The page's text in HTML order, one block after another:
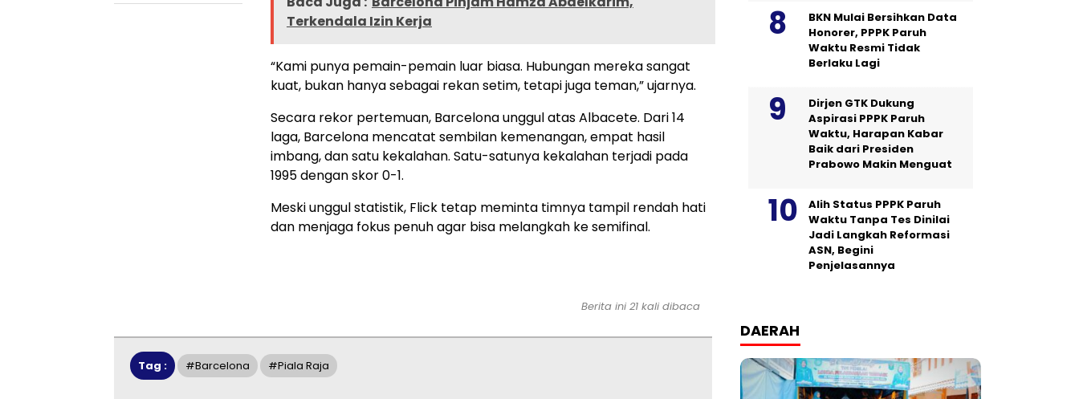
Terkendala Izin Kerja
“Kami punya pemain-pemain luar biasa. Hubungan mereka sangat
kuat, bukan hanya sebagai rekan setim, tetapi juga teman,” ujarnya.
Secara rekor pertemuan, Barcelona unggul atas Albacete. Dari 14
laga, Barcelona mencatat sembilan kemenangan, empat hasil
imbang, dan satu kekalahan. Satu-satunya kekalahan terjadi pada
1995 dengan skor 0-1.
Meski unggul statistik, Flick tetap meminta timnya tampil rendah hati
dan menjaga fokus penuh agar bisa melangkah ke semifinal.
Berita ini 21 kali dibaca
Tag : #barcelona #piala Raja
BKN Mulai Bersihkan Data
Honorer, PPPK Paruh
Waktu Resmi Tidak
Berlaku Lagi
Dirjen GTK Dukung
Aspirasi PPPK Paruh
Waktu, Harapan Kabar
Baik dari Presiden
Prabowo Makin Menguat
Alih Status PPPK Paruh
Waktu Tanpa Tes Dinilai
Jadi Langkah Reformasi
ASN, Begini
Penjelasannya
DAERAH